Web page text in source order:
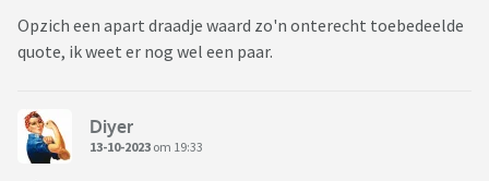
Opzich een apart draadje waard zo'n onterecht toebedeelde
quote, ik weet er nog wel een paar.
Diyer
13-10-2023 om 19:33